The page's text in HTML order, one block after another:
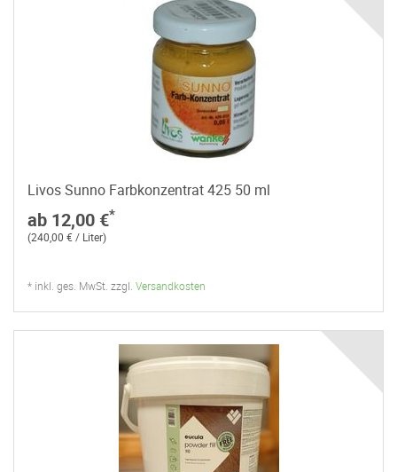
Livos Sunno Farbkonzentrat 425 50 ml
ab 12,00 €*
(240,00 € / Liter)
* inkl. ges. MwSt. zzgl. Versandkosten